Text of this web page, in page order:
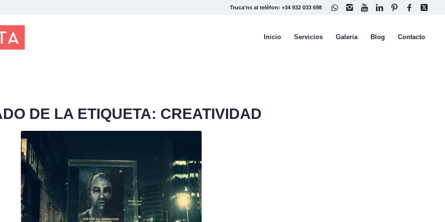
Truca'ns al telèfon: +34 932 033 698
Inicio Servicios Galeria Blog Contacto
DE LA ETIQUETA: CREATIVIDAD